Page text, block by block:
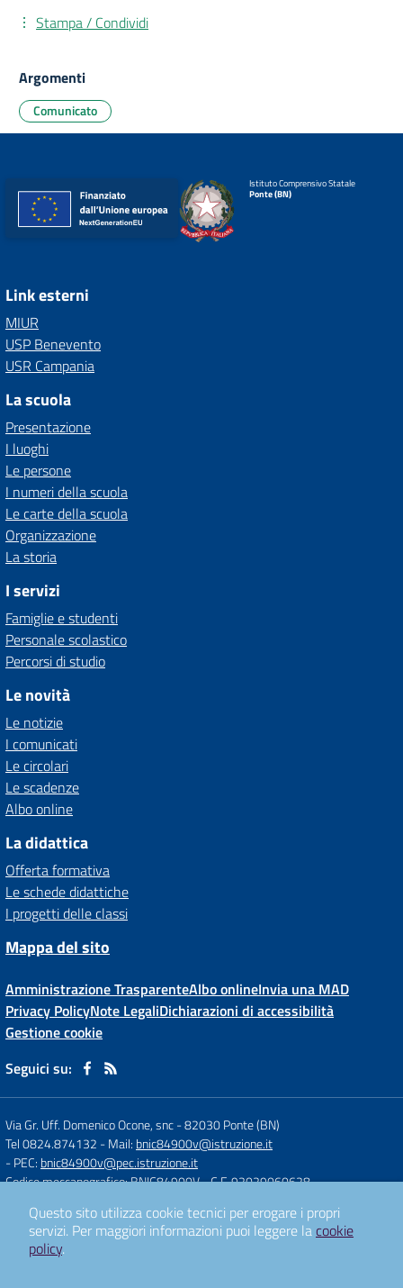
Stampa / Condividi
Argomenti
Comunicato
Istituto Comprensivo Statale
Ponte (BN)
Link esterni
MIUR
USP Benevento
USR Campania
La scuola
Presentazione
I luoghi
Le persone
I numeri della scuola
Le carte della scuola
Organizzazione
La storia
I servizi
Famiglie e studenti
Personale scolastico
Percorsi di studio
Le novità
Le notizie
I comunicati
Le circolari
Le scadenze
Albo online
La didattica
Offerta formativa
Le schede didattiche
I progetti delle classi
Mappa del sito
Amministrazione TrasparenteAlbo onlineInvia una MAD
Privacy PolicyNote LegaliDichiarazioni di accessibilità
Gestione cookie
Seguici su:
Via Gr. Uff. Domenico Ocone, snc-82030 Ponte (BN)
Tel 0824.874132 - Mail: bnic84900v@istruzione.it
- PEC: bnic84900v@pec.istruzione.it
Codice meccanografico: BNIC84900V- C.F. 92029060628
Concept & Design by
Designers Italia
Questo sito utilizza cookie tecnici per erogare i propri
servizi. Per maggiori informazioni puoi leggere la cookie
policy.